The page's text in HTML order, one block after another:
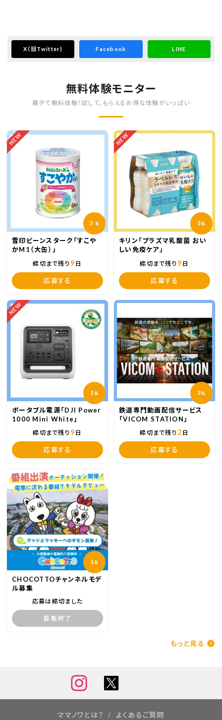
X （旧Twitter) Facebook LINE
無料体験モニター
親子で無料体験！試して、もらえるお得な体験がいっぱい
NEW
3 名
雪印ビーンスターク「すこや
かM1（大缶）」
締切まで残り 9 日
応募する
NEW
3名
キリン「プラズマ乳酸菌 おい
しい免疫ケア」
締切まで残り 9 日
応募する
NEW
1 名
ポータブル電源「DJI Power
1000 Mini White」
締切まで残り 9 日
応募する
3名
鉄道専門動画配信サービス
「VICOM STATION」
締切まで残り 2 日
応募する
1名
CHOCOTTOチャンネルモデ
ル募集
応募は締切ました
募集終了
もっと見る
ママノワとは？ よくあるご質問